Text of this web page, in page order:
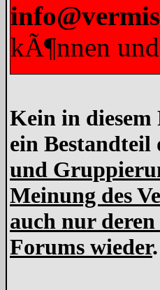
kÃ¶nnen
Kein in diesem
ein Bestandteil
und
Meinung des
auch nur
Forums wieder.